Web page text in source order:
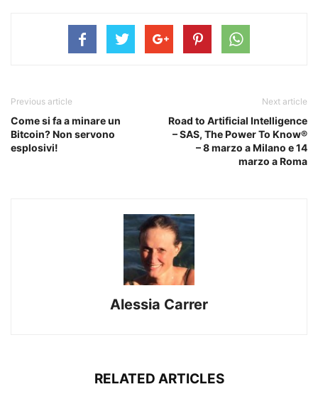
Previous article
Come si fa a minare un
Bitcoin? Non servono
esplosivi!
Next article
Road to Artificial Intelligence
– SAS, The Power To Know®
– 8 marzo a Milano e 14
marzo a Roma
Alessia Carrer
RELATED ARTICLES